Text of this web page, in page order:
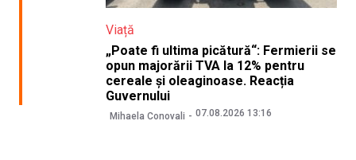
Viață
„Poate fi ultima picătură“: Fermierii se
opun majorării TVA la 12% pentru
cereale și oleaginoase. Reacția
Guvernului
Mihaela Conovali 07.08.2026 13:16